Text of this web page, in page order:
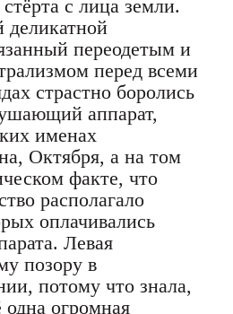
с лица земли.
деликатной
переодетым и
перед всеми
страстно боролись
аппарат,
именах
Октября, а на том
факте, что
располагало
оплачивались
Левая
позору в
потому что знала,
огромная